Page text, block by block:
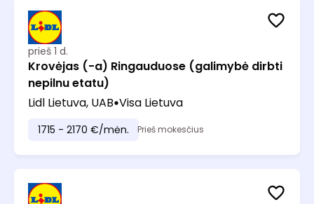
prieš 1 d.
Krovėjas (-a) Ringauduose (galimybė dirbti
nepilnu etatu)
Lidl Lietuva, UAB Visa Lietuva
1715 - 2170 €/mėn. Prieš mokesčius